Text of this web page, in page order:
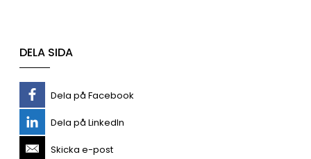
DELA SIDA
Dela på Facebook
Dela på LinkedIn
Skicka e-post